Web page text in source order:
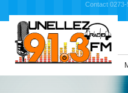
Contact 0273-